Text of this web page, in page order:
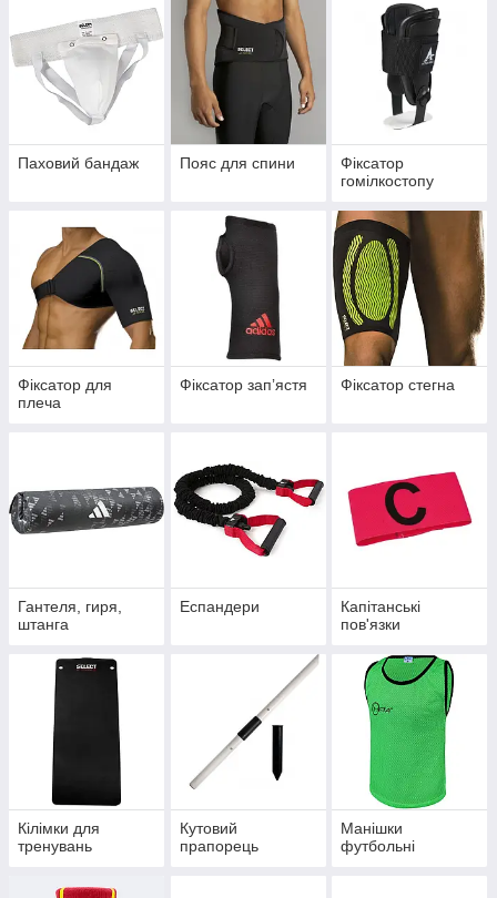
Паховий бандаж Пояс для спини
Фіксатор
гомілкостопу
Фіксатор для
плеча
Фіксатор запʼястя Фіксатор стегна
Гантеля, гиря,
штанга
Еспандери
Капітанські
пов'язки
Кілімки для
тренувань
Кутовий
прапорець
Манішки
футбольні